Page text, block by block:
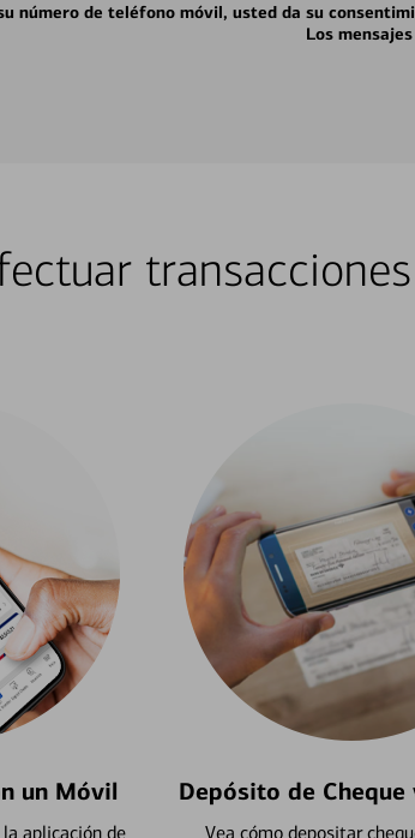
número de teléfono móvil, usted da su
Los
un Móvil
aplicación de
Depósito de Cheque
Vea cómo depositar